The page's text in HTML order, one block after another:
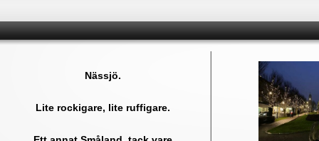
Nässjö.
Lite rockigare, lite ruffigare.